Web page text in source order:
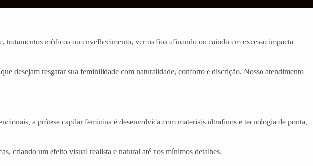
tratamentos médicos ou envelhecimento, ver os fios afinando ou caindo em excesso impacta
desejam resgatar sua feminilidade com naturalidade, conforto e discrição. Nosso atendimento
a prótese capilar feminina é desenvolvida com materiais ultrafinos e tecnologia de ponta,
criando um efeito visual realista e natural até nos mínimos detalhes.